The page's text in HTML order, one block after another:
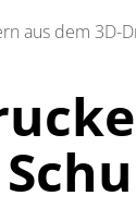
aus dem 3D-